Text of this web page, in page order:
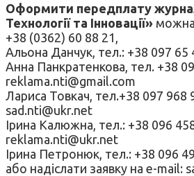
Оформити передплату
Технології та Інновації»
+38 (0362) 60 88 21,
Альона Данчук, тел.: +38 097 65
Анна Панкратенкова, тел. +38
reklama.nti@gmail.com
Лариса Товкач, тел.+38 097 968
sad.nti@ukr.net
Ірина Калюжна, тел.: +38 096
reklama.nti@ukr.net
Ірина Петронюк, тел.: +38 096
або надіслати заявку на e-mail: